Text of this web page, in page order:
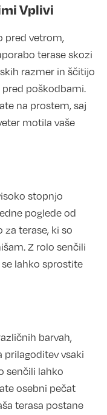
Vplivi
pred vetrom,
terase skozi
razmer in ščitijo
poškodbami.
na prostem, saj
motila vaše
stopnjo
poglede od
za terase, ki so
Z rolo senčili
lahko sprostite
barvah,
prilagoditev vsaki
senčili lahko
osebni pečat
terasa postane